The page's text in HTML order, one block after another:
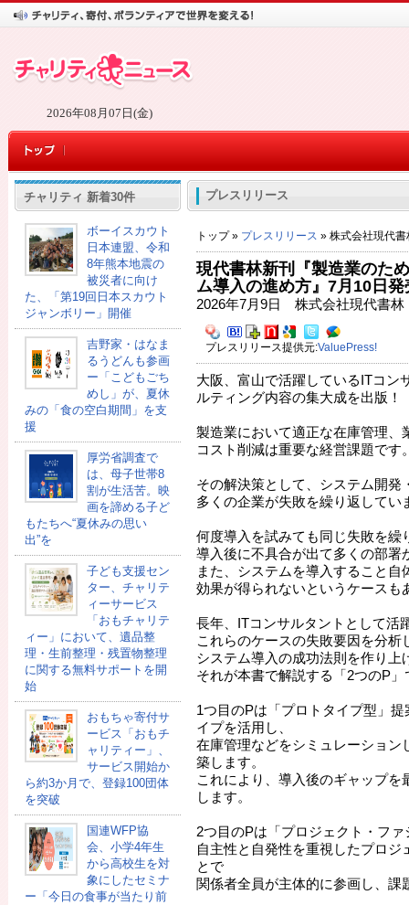
2026年08月07日(金)
チャリティ 新着30件
ボーイスカウト
日本連盟、令和
8年熊本地震の
被災者に向け
た、「第19回日本スカウト
ジャンボリー」開催
吉野家・はなま
るうどんも参画
ー「こどもごち
めし」が、夏休
みの「食の空白期間」を支
援
厚労省調査で
は、母子世帯8
割が生活苦。映
画を諦める子ど
もたちへ“夏休みの思い
出”を
子ども支援セン
ター、チャリテ
ィーサービス
「おもチャリテ
ィー」において、遺品整
理・生前整理・残置物整理
に関する無料サポートを開
始
おもちゃ寄付サ
ービス「おもチ
ャリティー」、
サービス開始か
ら約3か月で、登録100団体
を突破
国連WFP協
会、小学4年生
から高校生を対
象にしたセミナ
ー「今日の食事が当たり前
プレスリリース
トップ » プレスリリース » 株式会社現代書
現代書林新刊『製造業のた
ム導入の進め方』7月10日発
2026年7月9日 株式会社現代書林
プレスリリース提供元:ValuePress!
大阪、富山で活躍しているITコン
ルティング内容の集大成を出版！
製造業において適正な在庫管理、
コスト削減は重要な経営課題です
その解決策として、システム開発
多くの企業が失敗を繰り返してい
何度導入を試みても同じ失敗を繰
導入後に不具合が出て多くの部署
また、システムを導入すること自
効果が得られないというケースも
長年、ITコンサルタントとして活
これらのケースの失敗要因を分析
システム導入の成功法則を作り上
それが本書で解説する「2つのP」
1つ目のPは「プロトタイプ型」
イプを活用し、
在庫管理などをシミュレーション
築します。
これにより、導入後のギャップを
します。
2つ目のPは「プロジェクト・フ
自主性と自発性を重視したプロジ
とで
関係者全員が主体的に参画し、課